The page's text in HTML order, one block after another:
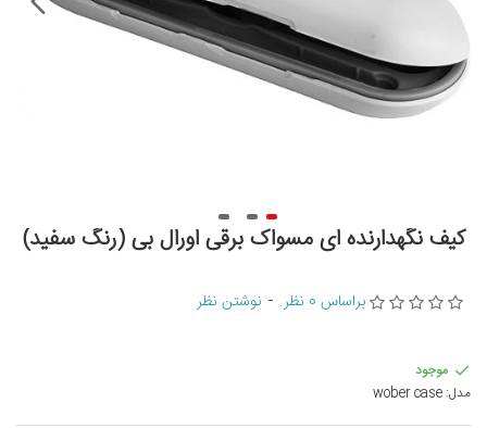
کیف نگهدارنده ای مسواک برقی اورال بی (رنگ سفید)
موجود
مدل:wober case
براساس 0 نظر. - نوشتن نظر